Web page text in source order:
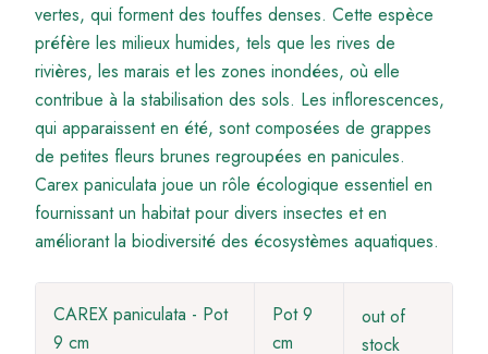
vertes, qui forment des touffes denses. Cette espèce
préfère les milieux humides, tels que les rives de
rivières, les marais et les zones inondées, où elle
contribue à la stabilisation des sols. Les inflorescences,
qui apparaissent en été, sont composées de grappes
de petites fleurs brunes regroupées en panicules.
Carex paniculata joue un rôle écologique essentiel en
fournissant un habitat pour divers insectes et en
améliorant la biodiversité des écosystèmes aquatiques.
CAREX paniculata - Pot
9 cm
Pot 9
cm
out of
stock